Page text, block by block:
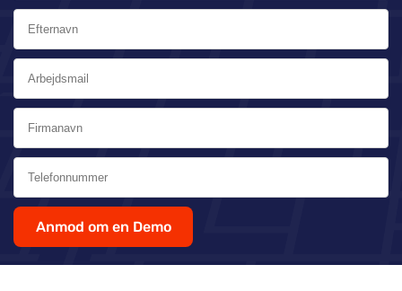
Anmod om en Demo